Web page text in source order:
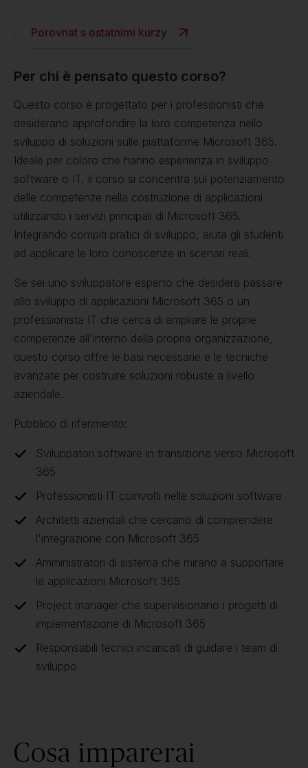
Porovnat s ostatními kurzy
Per chi è pensato questo corso?
Questo corso è progettato per i professionisti che
desiderano approfondire la loro competenza nello
sviluppo di soluzioni sulle piattaforme Microsoft 365.
Ideale per coloro che hanno esperienza in sviluppo
software o IT, il corso si concentra sul potenziamento
delle competenze nella costruzione di applicazioni
utilizzando i servizi principali di Microsoft 365.
Integrando compiti pratici di sviluppo, aiuta gli studenti
ad applicare le loro conoscenze in scenari reali.
Se sei uno sviluppatore esperto che desidera passare
allo sviluppo di applicazioni Microsoft 365 o un
professionista IT che cerca di ampliare le proprie
competenze all'interno della propria organizzazione,
questo corso offre le basi necessarie e le tecniche
avanzate per costruire soluzioni robuste a livello
aziendale.
Pubblico di riferimento:
Sviluppatori software in transizione verso Microsoft
365
Professionisti IT coinvolti nelle soluzioni software
Architetti aziendali che cercano di comprendere
l'integrazione con Microsoft 365
Amministratori di sistema che mirano a supportare
le applicazioni Microsoft 365
Project manager che supervisionano i progetti di
implementazione di Microsoft 365
Responsabili tecnici incaricati di guidare i team di
sviluppo
Cosa imparerai